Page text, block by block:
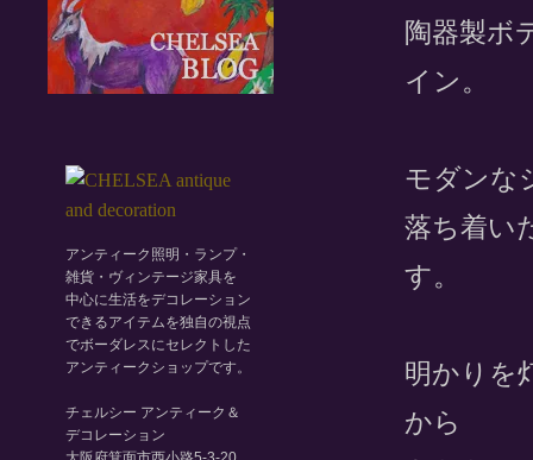
陶器製ボ
イン。
モダンな
落ち着い
す。
明かりを
から
アンティーク照明・ランプ・
雑貨・ヴィンテージ家具を
中心に生活をデコレーション
できるアイテムを独自の視点
でボーダレスにセレクトした
アンティークショップです。
チェルシー アンティーク＆
デコレーション